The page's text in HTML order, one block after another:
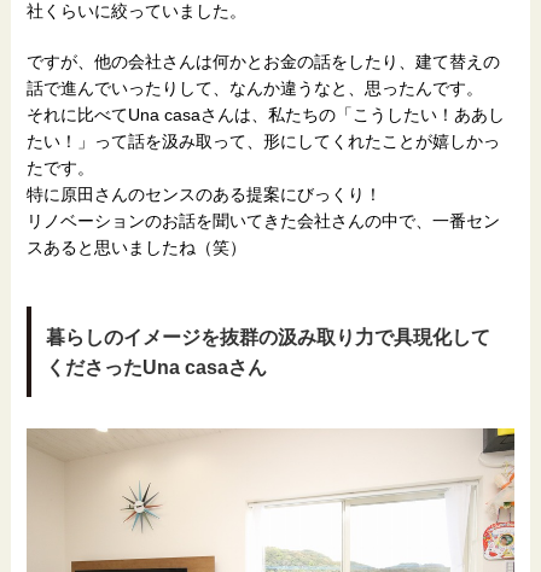
社くらいに絞っていました。
ですが、他の会社さんは何かとお金の話をしたり、建て替えの
話で進んでいったりして、なんか違うなと、思ったんです。
それに比べてUna casaさんは、私たちの「こうしたい！ああし
たい！」って話を汲み取って、形にしてくれたことが嬉しかっ
たです。
特に原田さんのセンスのある提案にびっくり！
リノベーションのお話を聞いてきた会社さんの中で、一番セン
スあると思いましたね（笑）
暮らしのイメージを抜群の汲み取り力で具現化して
くださったUna casaさん